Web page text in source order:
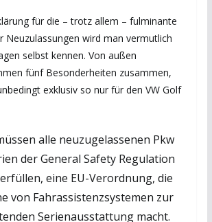
für die – trotz allem – fulminante
Neuzulassungen wird man vermutlich
selbst kennen. Von außen
fünf Besonderheiten zusammen,
exklusiv so nur für den VW Golf
alle neuzugelassenen Pkw
der General Safety Regulation
erfüllen, eine EU-Verordnung, die
von Fahrassistenzsystemen zur
Serienausstattung macht.